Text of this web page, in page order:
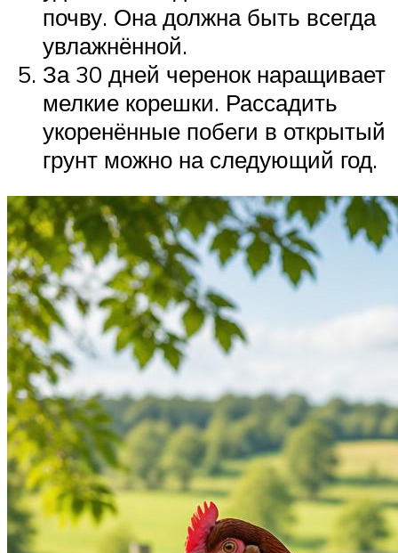
почву. Она должна быть всегда
увлажнённой.
За 30 дней черенок наращивает
мелкие корешки. Рассадить
укоренённые побеги в открытый
грунт можно на следующий год.